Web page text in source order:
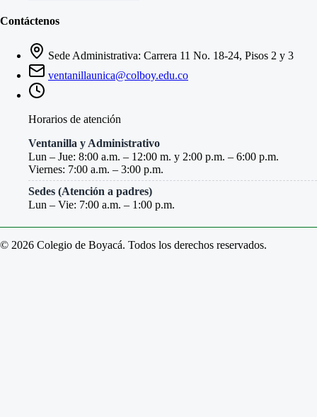
Contáctenos
Sede Administrativa: Carrera 11 No. 18-24, Pisos 2 y 3
ventanillaunica@colboy.edu.co
Horarios de atención
Ventanilla y Administrativo
Lun – Jue: 8:00 a.m. – 12:00 m. y 2:00 p.m. – 6:00 p.m.
Viernes: 7:00 a.m. – 3:00 p.m.
Sedes (Atención a padres)
Lun – Vie: 7:00 a.m. – 1:00 p.m.
© 2026 Colegio de Boyacá. Todos los derechos reservados.